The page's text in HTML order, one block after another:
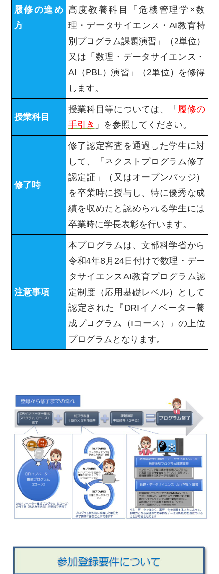
履修の進め
方
高度教養科目「危機管理学×数
理・データサイエンス・AI教育特
別プログラム課題演習」（2単位）
又は「数理・データサイエンス・
AI（PBL）演習」（2単位）を修得
します。
授業科目
授業科目等については、「 履修の
手引き 」を参照してください。
修了時
修了認定審査を通過した学生に対
して、「ネクストプログラム修了
認定証」（又はオープンバッジ）
を卒業時に授与し、特に優秀な成
績を収めたと認められる学生には
卒業時に学長表彰を行います。
注意事項
本プログラムは、文部科学省から
令和4年8月24日付けで数理・デー
タサイエンスAI教育プログラム認
定制度（応用基礎レベル）として
認定された『DRIイノベーター養
成プログラム（Iコース）』の上位
プログラムとなります。